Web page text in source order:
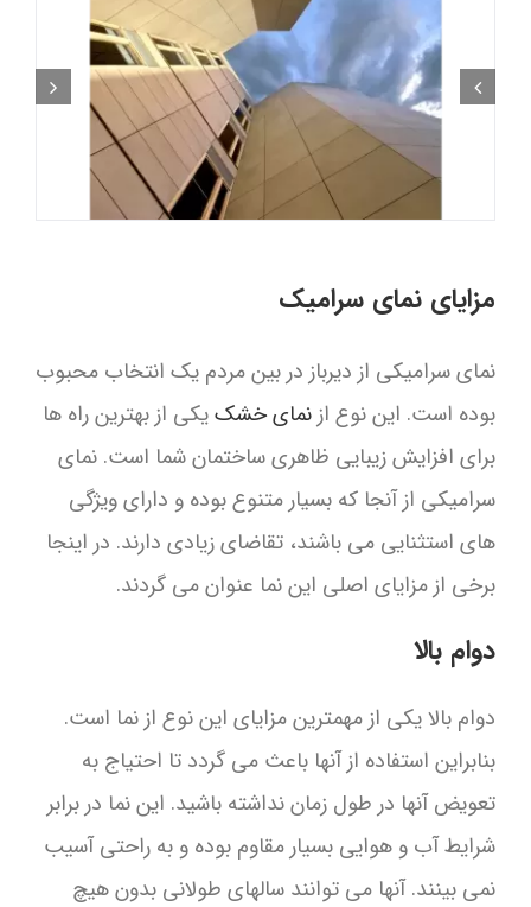
مزایای نمای سرامیک
نمای سرامیکی از دیرباز در بین مردم یک انتخاب محبوب
بوده است. این نوع از نمای خشکیکی از بهترین راه ها
برای افزایش زیبایی ظاهری ساختمان شما است. نمای
سرامیکی از آنجا که بسیار متنوع بوده و دارای ویژگی
های استثنایی می باشند، تقاضای زیادی دارند. در اینجا
برخی از مزایای اصلی این نما عنوان می گردند.
دوام بالا
دوام بالا یکی از مهمترین مزایای این نوع از نما است.
بنابراین استفاده از آنها باعث می گردد تا احتیاج به
تعویض آنها در طول زمان نداشته باشید. این نما در برابر
شرایط آب و هوایی بسیار مقاوم بوده و به راحتی آسیب
نمی بینند. آنها می توانند سالهای طولانی بدون هیچ